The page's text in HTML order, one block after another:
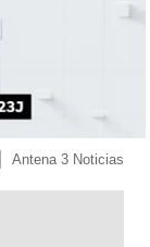
Antena 3 Noticias